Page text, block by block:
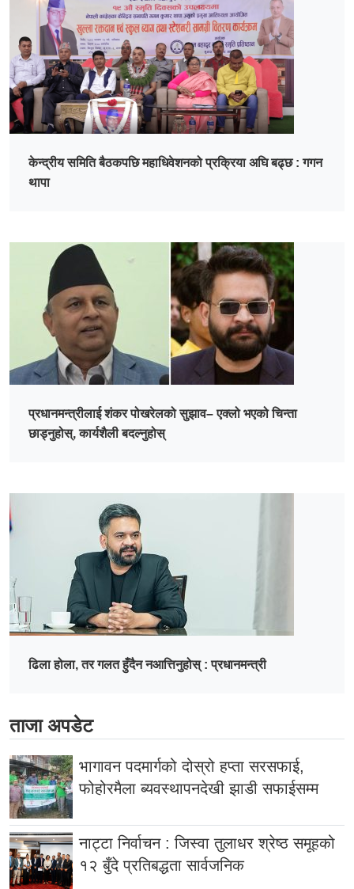
केन्द्रीय समिति बैठकपछि महाधिवेशनको प्रक्रिया अघि बढ्छ : गगन
थापा
प्रधानमन्त्रीलाई शंकर पोखरेलको सुझाव– एक्लो भएको चिन्ता
छाड्नुहोस्, कार्यशैली बदल्नुहोस्
ढिला होला, तर गलत हुँदैन नआत्तिनुहोस् : प्रधानमन्त्री
ताजा अपडेट
भागावन पदमार्गको दोस्रो हप्ता सरसफाई,
फोहोरमैला ब्यवस्थापनदेखी झाडी सफाईसम्म
नाट्टा निर्वाचन : जिस्वा तुलाधर श्रेष्ठ समूहको
१२ बुँदे प्रतिबद्धता सार्वजनिक